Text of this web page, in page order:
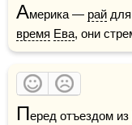
Америка — рай для
время Ева, они
Перед отъездом из